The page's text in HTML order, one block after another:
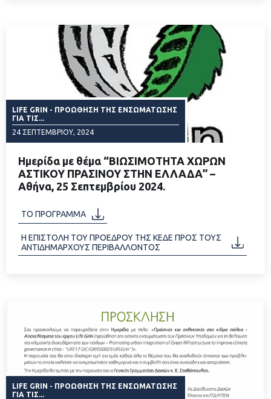
LIFE GRIN - ΠΡΟΏΘΗΣΗ ΤΗΣ ΕΝΣΩΜΆΤΩΣΗΣ
ΓΙΑ ΤΙΣ...
24 ΣΕΠΤΕΜΒΡΊΟΥ, 2024
Ημερίδα με θέμα “ΒΙΩΣΙΜΟΤΗΤΑ ΧΩΡΩΝ
ΑΣΤΙΚΟΥ ΠΡΑΣΙΝΟΥ ΣΤΗΝ ΕΛΛΑΔΑ” –
Αθήνα, 25 Σεπτεμβρίου 2024.
ΤΟ ΠΡΟΓΡΑΜΜΑ
Η ΕΠΙΣΤΟΛΗ ΤΟΥ ΠΡΟΕΔΡΟΥ ΤΗΣ ΚΕΔΕ ΠΡΟΣ ΤΟΥΣ
ΑΝΤΙΔΗΜΑΡΧΟΥΣ ΠΕΡΙΒΑΛΛΟΝΤΟΣ
LIFE GRIN - ΠΡΟΏΘΗΣΗ ΤΗΣ ΕΝΣΩΜΆΤΩΣΗΣ
ΓΙΑ ΤΙΣ...